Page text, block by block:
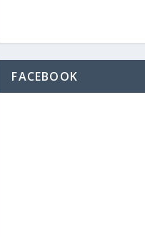
FACEBOOK